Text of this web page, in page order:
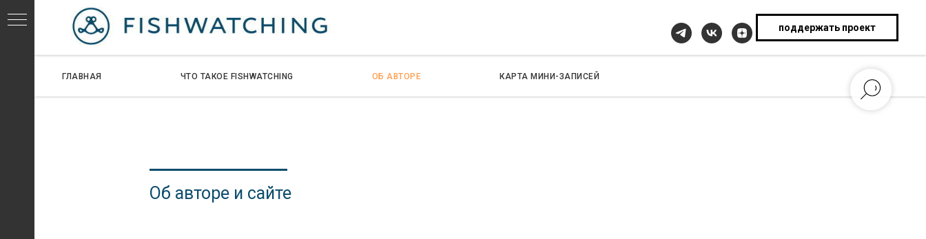
поддержать проект
ГЛАВНАЯ ЧТО ТАКОЕ FISHWATCHING ОБ АВТОРЕ КАРТА МИНИ-ЗАПИСЕЙ
Об авторе и сайте